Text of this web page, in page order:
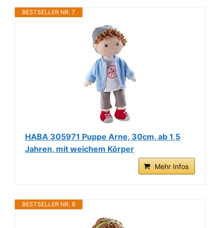
BESTSELLER NR. 7
HABA 305971 Puppe Arne, 30cm, ab 1,5
Jahren, mit weichem Körper
Mehr Infos
BESTSELLER NR. 8